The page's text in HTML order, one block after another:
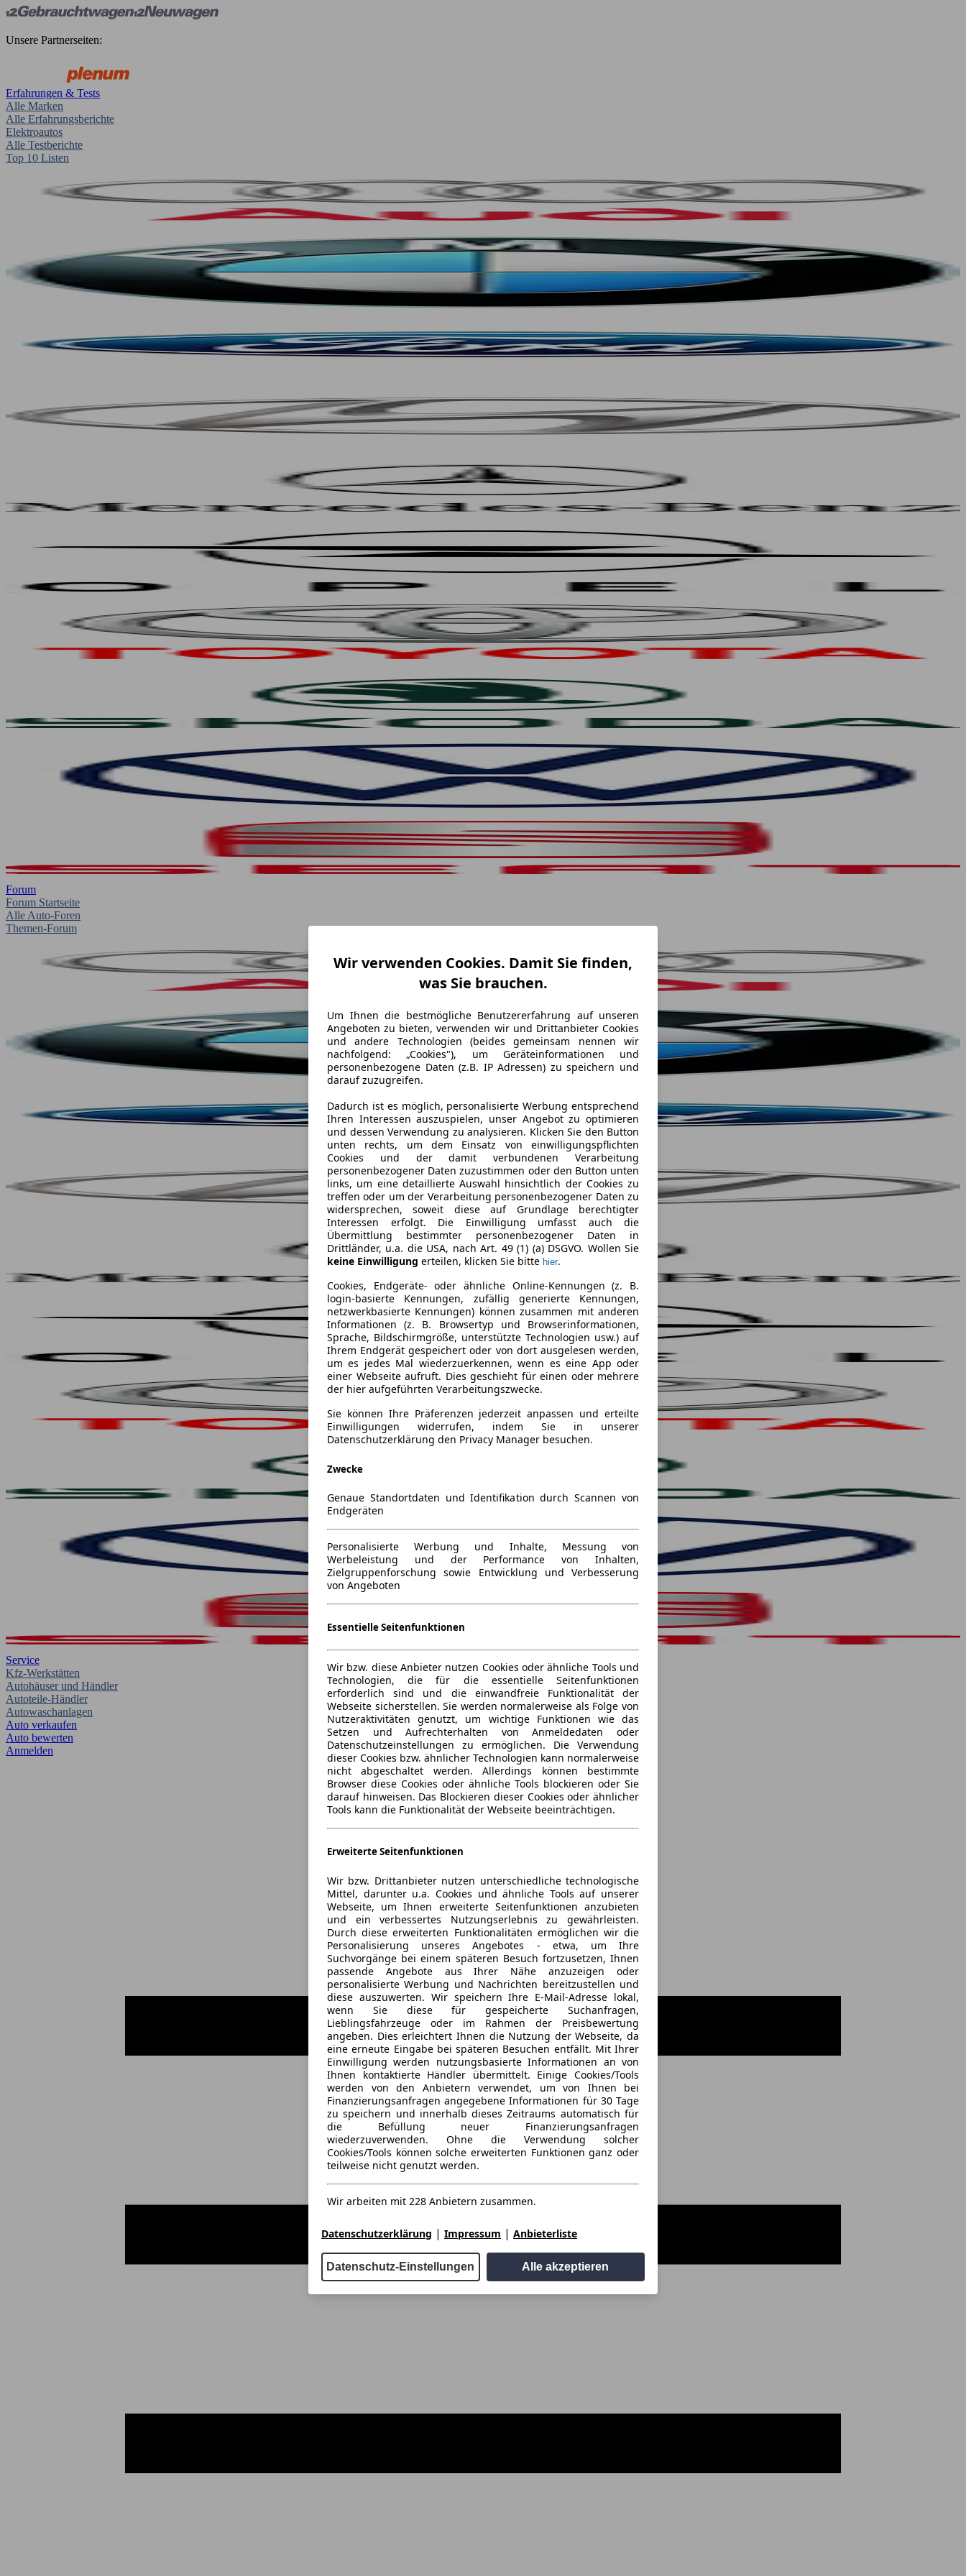
Unsere Partnerseiten:
Erfahrungen & Tests
Alle Marken
Alle Erfahrungsberichte
Elektroautos
Alle Testberichte
Top 10 Listen
Forum
Forum Startseite
Alle Auto-Foren
Themen-Forum
Service
Kfz-Werkstätten
Autohäuser und Händler
Autoteile-Händler
Autowaschanlagen
Auto verkaufen
Auto bewerten
Anmelden
Wir verwenden Cookies. Damit Sie finden,
was Sie brauchen.
Um Ihnen die bestmögliche Benutzererfahrung auf unseren
Angeboten zu bieten, verwenden wir und Drittanbieter Cookies
und andere Technologien (beides gemeinsam nennen wir
nachfolgend: „Cookies"), um Geräteinformationen und
personenbezogene Daten (z.B. IP Adressen) zu speichern und
darauf zuzugreifen.
Dadurch ist es möglich, personalisierte Werbung entsprechend
Ihren Interessen auszuspielen, unser Angebot zu optimieren
und dessen Verwendung zu analysieren. Klicken Sie den Button
unten rechts, um dem Einsatz von einwilligungspflichten
Cookies und der damit verbundenen Verarbeitung
personenbezogener Daten zuzustimmen oder den Button unten
links, um eine detaillierte Auswahl hinsichtlich der Cookies zu
treffen oder um der Verarbeitung personenbezogener Daten zu
widersprechen, soweit diese auf Grundlage berechtigter
Interessen erfolgt. Die Einwilligung umfasst auch die
Übermittlung bestimmter personenbezogener Daten in
Drittländer, u.a. die USA, nach Art. 49 (1) (a) DSGVO. Wollen Sie
keine Einwilligung erteilen, klicken Sie bitte hier.
Cookies, Endgeräte- oder ähnliche Online-Kennungen (z. B.
login-basierte Kennungen, zufällig generierte Kennungen,
netzwerkbasierte Kennungen) können zusammen mit anderen
Informationen (z. B. Browsertyp und Browserinformationen,
Sprache, Bildschirmgröße, unterstützte Technologien usw.) auf
Ihrem Endgerät gespeichert oder von dort ausgelesen werden,
um es jedes Mal wiederzuerkennen, wenn es eine App oder
einer Webseite aufruft. Dies geschieht für einen oder mehrere
der hier aufgeführten Verarbeitungszwecke.
Sie können Ihre Präferenzen jederzeit anpassen und erteilte
Einwilligungen widerrufen, indem Sie in unserer
Datenschutzerklärung den Privacy Manager besuchen.
Zwecke
Genaue Standortdaten und Identifikation durch Scannen von
Endgeräten
Personalisierte Werbung und Inhalte, Messung von
Werbeleistung und der Performance von Inhalten,
Zielgruppenforschung sowie Entwicklung und Verbesserung
von Angeboten
Essentielle Seitenfunktionen
Wir bzw. diese Anbieter nutzen Cookies oder ähnliche Tools und
Technologien, die für die essentielle Seitenfunktionen
erforderlich sind und die einwandfreie Funktionalität der
Webseite sicherstellen. Sie werden normalerweise als Folge von
Nutzeraktivitäten genutzt, um wichtige Funktionen wie das
Setzen und Aufrechterhalten von Anmeldedaten oder
Datenschutzeinstellungen zu ermöglichen. Die Verwendung
dieser Cookies bzw. ähnlicher Technologien kann normalerweise
nicht abgeschaltet werden. Allerdings können bestimmte
Browser diese Cookies oder ähnliche Tools blockieren oder Sie
darauf hinweisen. Das Blockieren dieser Cookies oder ähnlicher
Tools kann die Funktionalität der Webseite beeinträchtigen.
Erweiterte Seitenfunktionen
Wir bzw. Drittanbieter nutzen unterschiedliche technologische
Mittel, darunter u.a. Cookies und ähnliche Tools auf unserer
Webseite, um Ihnen erweiterte Seitenfunktionen anzubieten
und ein verbessertes Nutzungserlebnis zu gewährleisten.
Durch diese erweiterten Funktionalitäten ermöglichen wir die
Personalisierung unseres Angebotes - etwa, um Ihre
Suchvorgänge bei einem späteren Besuch fortzusetzen, Ihnen
passende Angebote aus Ihrer Nähe anzuzeigen oder
personalisierte Werbung und Nachrichten bereitzustellen und
diese auszuwerten. Wir speichern Ihre E-Mail-Adresse lokal,
wenn Sie diese für gespeicherte Suchanfragen,
Lieblingsfahrzeuge oder im Rahmen der Preisbewertung
angeben. Dies erleichtert Ihnen die Nutzung der Webseite, da
eine erneute Eingabe bei späteren Besuchen entfällt. Mit Ihrer
Einwilligung werden nutzungsbasierte Informationen an von
Ihnen kontaktierte Händler übermittelt. Einige Cookies/Tools
werden von den Anbietern verwendet, um von Ihnen bei
Finanzierungsanfragen angegebene Informationen für 30 Tage
zu speichern und innerhalb dieses Zeitraums automatisch für
die Befüllung neuer Finanzierungsanfragen
wiederzuverwenden. Ohne die Verwendung solcher
Cookies/Tools können solche erweiterten Funktionen ganz oder
teilweise nicht genutzt werden.
Wir arbeiten mit 228 Anbietern zusammen.
Datenschutzerklärung | Impressum | Anbieterliste
Datenschutz-Einstellungen Alle akzeptieren